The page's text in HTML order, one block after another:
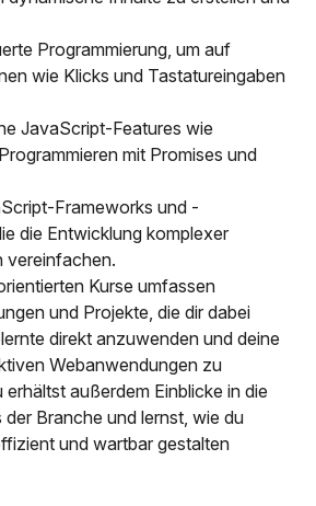
Programmierung, um auf
wie Klicks und Tastatureingaben
JavaScript-Features wie
mit Promises und
Frameworks und -
die Entwicklung komplexer
vereinfachen.
Kurse umfassen
und Projekte, die dir dabei
direkt anzuwenden und deine
Webanwendungen zu
außerdem Einblicke in die
Branche und lernst, wie du
und wartbar gestalten